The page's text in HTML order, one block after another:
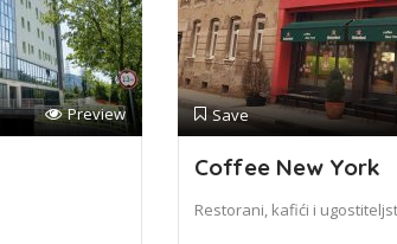
Preview Save
Coffee New York
Restorani, kafići i